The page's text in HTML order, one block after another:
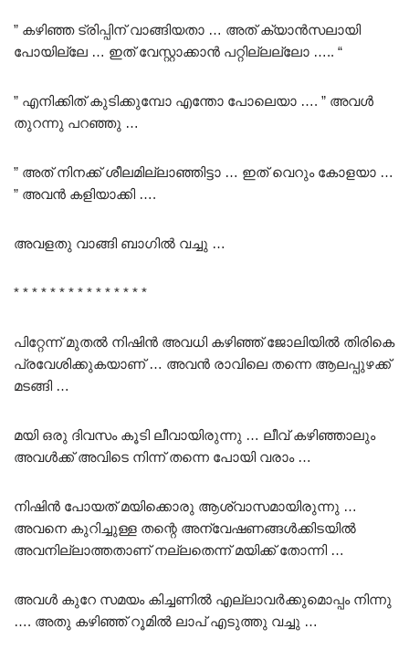
” കഴിഞ്ഞ ട്രിപ്പിന് വാങ്ങിയതാ … അത് ക്യാൻസലായി
പോയില്ലേ … ഇത് വേസ്റ്റാക്കാൻ പറ്റില്ലല്ലോ ….. “
” എനിക്കിത് കുടിക്കുമ്പോ എന്തോ പോലെയാ …. ” അവൾ
തുറന്നു പറഞ്ഞു …
” അത് നിനക്ക് ശീലമില്ലാഞ്ഞിട്ടാ … ഇത് വെറും കോളയാ …
” അവൻ കളിയാക്കി ….
അവളതു വാങ്ങി ബാഗിൽ വച്ചു …
* * * * * * * * * * * * * * *
പിറ്റേന്ന് മുതൽ നിഷിൻ അവധി കഴിഞ്ഞ് ജോലിയിൽ തിരികെ
പ്രവേശിക്കുകയാണ് … അവൻ രാവിലെ തന്നെ ആലപ്പുഴക്ക്
മടങ്ങി …
മയി ഒരു ദിവസം കൂടി ലീവായിരുന്നു … ലീവ് കഴിഞ്ഞാലും
അവൾക്ക് അവിടെ നിന്ന് തന്നെ പോയി വരാം …
നിഷിൻ പോയത് മയിക്കൊരു ആശ്വാസമായിരുന്നു …
അവനെ കുറിച്ചുള്ള തന്റെ അന്വേഷണങ്ങൾക്കിടയിൽ
അവനില്ലാത്തതാണ് നല്ലതെന്ന് മയിക്ക് തോന്നി …
അവൾ കുറേ സമയം കിച്ചണിൽ എല്ലാവർക്കുമൊപ്പം നിന്നു
…. അതു കഴിഞ്ഞ് റൂമിൽ ലാപ് എടുത്തു വച്ചു …